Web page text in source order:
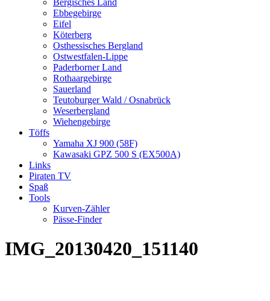
Bergisches Land
Ebbegebirge
Eifel
Köterberg
Osthessisches Bergland
Ostwestfalen-Lippe
Paderborner Land
Rothaargebirge
Sauerland
Teutoburger Wald / Osnabrück
Weserbergland
Wiehengebirge
Töffs
Yamaha XJ 900 (58F)
Kawasaki GPZ 500 S (EX500A)
Links
Piraten TV
Spaß
Tools
Kurven-Zähler
Pässe-Finder
IMG_20130420_151140